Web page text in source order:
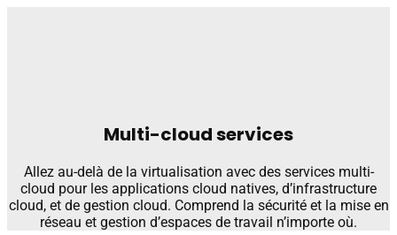
Multi-cloud services
Allez au-delà de la virtualisation avec des services multi-
cloud pour les applications cloud natives, d’infrastructure
cloud, et de gestion cloud. Comprend la sécurité et la mise en
réseau et gestion d’espaces de travail n’importe où.​